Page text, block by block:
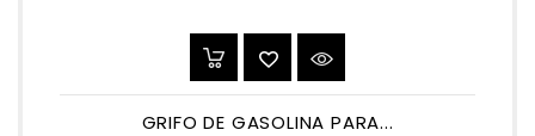
GRIFO DE GASOLINA PARA...